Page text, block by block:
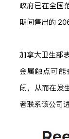
政府已在全国
期间售出的
加拿大卫生部
金属触点可能
闭，从而在发
者联系该公司